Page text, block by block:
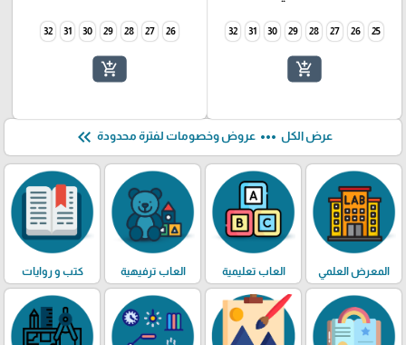
25
26
27
28
29
30
31
32
add_shopping_cart
26
27
28
29
30
31
32
add_shopping_cart
عرض الكل more_horiz عروض وخصومات لفترة محدودة keyboard_double_arrow_left
المعرض العلمي العاب تعليمية العاب ترفيهية كتب و روايات